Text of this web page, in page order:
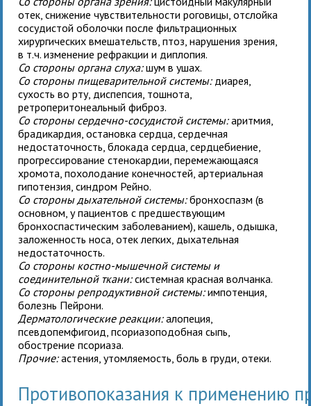
отек, снижение чувствительности роговицы, отслойка
сосудистой оболочки после фильтрационных
хирургических вмешательств, птоз, нарушения зрения,
в т.ч. изменение рефракции и диплопия.
Со стороны органа слуха:шум в ушах.
Со стороны пищеварительной системы:диарея,
сухость во рту, диспепсия, тошнота,
ретроперитонеальный фиброз.
Со стороны сердечно-сосудистой системы:аритмия,
брадикардия, остановка сердца, сердечная
недостаточность, блокада сердца, сердцебиение,
прогрессирование стенокардии, перемежающаяся
хромота, похолодание конечностей, артериальная
гипотензия, синдром Рейно.
Со стороны дыхательной системы:бронхоспазм (в
основном, у пациентов с предшествующим
бронхоспастическим заболеванием), кашель, одышка,
заложенность носа, отек легких, дыхательная
недостаточность.
Со стороны костно-мышечной системы и
соединительной ткани:системная красная волчанка.
Со стороны репродуктивной системы:импотенция,
болезнь Пейрони.
Дерматологические реакции:алопеция,
псевдопемфигоид, псориазоподобная сыпь,
обострение псориаза.
Прочие:астения, утомляемость, боль в груди, отеки.
Противопоказания к применению